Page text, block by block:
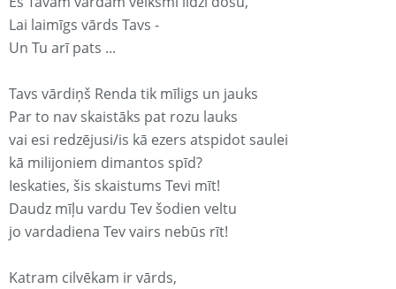
Lai laimīgs vārds Tavs -
Un Tu arī pats ...
Tavs vārdiņš Renda tik mīligs un jauks
Par to nav skaistāks pat rozu lauks
vai esi redzējusi/is kā ezers atspidot saulei
kā milijoniem dimantos spīd?
Ieskaties, šis skaistums Tevi mīt!
Daudz mīļu vardu Tev šodien veltu
jo vardadiena Tev vairs nebūs rīt!
Katram cilvēkam ir vārds,